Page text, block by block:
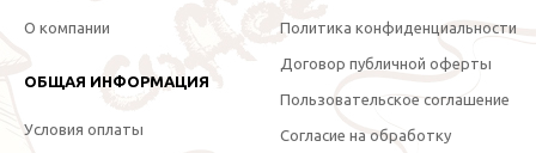
О компании
ОБЩАЯ ИНФОРМАЦИЯ
Условия оплаты
Политика конфиденциальности
Договор публичной оферты
Пользовательское соглашение
Согласие на обработку